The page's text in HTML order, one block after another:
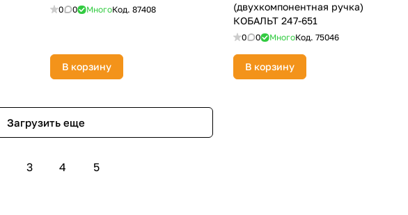
0 0 МногоКод. 87408
В корзину
(двухкомпонентная ручка)
КОБАЛЬТ 247-651
0 0 МногоКод. 75046
В корзину
Загрузить еще
3 4 5